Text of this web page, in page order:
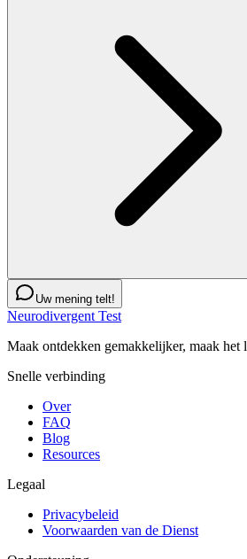
Uw mening telt!
Neurodivergent Test
Maak ontdekken gemakkelijker, maak het
Snelle verbinding
Over
FAQ
Blog
Resources
Legaal
Privacybeleid
Voorwaarden van de Dienst